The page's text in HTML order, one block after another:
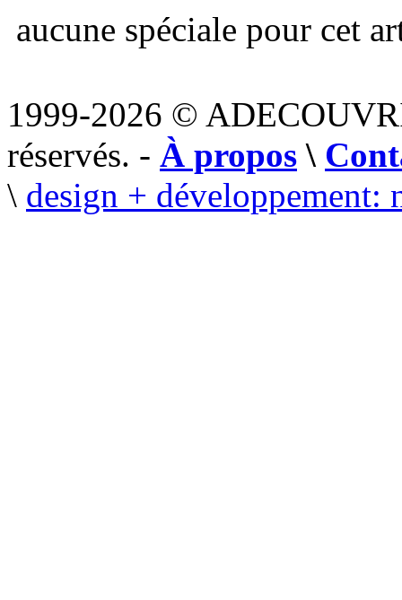
aucune spéciale pour cet
1999-2026 ©
réservés. - À propos \
\ design + développement: